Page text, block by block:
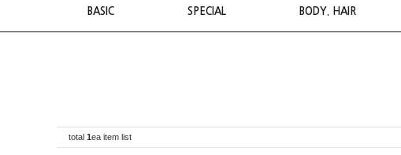
BASIC SPECIAL BODY. HAIR
total 1ea item list